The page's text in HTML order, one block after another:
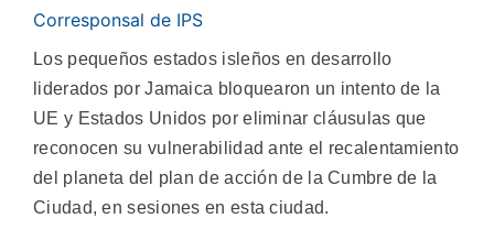
Corresponsal de IPS
Los pequeños estados isleños en desarrollo
liderados por Jamaica bloquearon un intento de la
UE y Estados Unidos por eliminar cláusulas que
reconocen su vulnerabilidad ante el recalentamiento
del planeta del plan de acción de la Cumbre de la
Ciudad, en sesiones en esta ciudad.